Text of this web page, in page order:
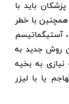
باید با
همچنین با خطر
آستیگماتیسم
روش جدید به
به بخیه
یا با لیزر